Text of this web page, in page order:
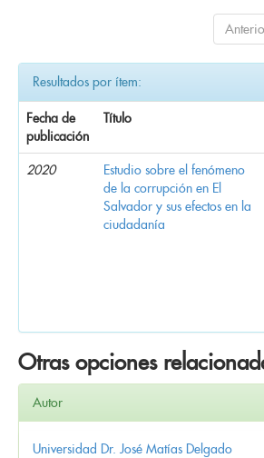
Resultados por ítem:
Fecha de
publicación
Título
2020
Estudio sobre el fenómeno
de la corrupción en El
Salvador y sus efectos en la
ciudadanía
Otras opciones
Autor
Universidad Dr. José Matías Delgado